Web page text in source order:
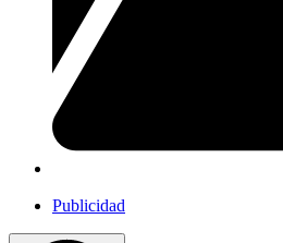
Publicidad